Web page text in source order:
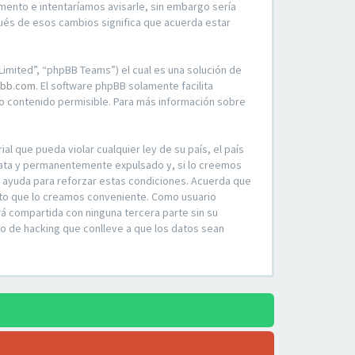
e intentaríamos avisarle, sin embargo sería
de esos cambios significa que acuerda estar
“phpBB Teams”) el cual es una solución de
. El software phpBB solamente facilita
permisible. Para más información sobre
que pueda violar cualquier ley de su país, el país
y permanentemente expulsado y, si lo creemos
para reforzar estas condiciones. Acuerda que
que lo creamos conveniente. Como usuario
compartida con ninguna tercera parte sin su
de hacking que conlleve a que los datos sean